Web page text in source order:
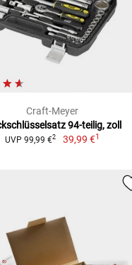
Craft-Meyer
94-teilig, zoll
UVP 99,99 €2 39,99 €1